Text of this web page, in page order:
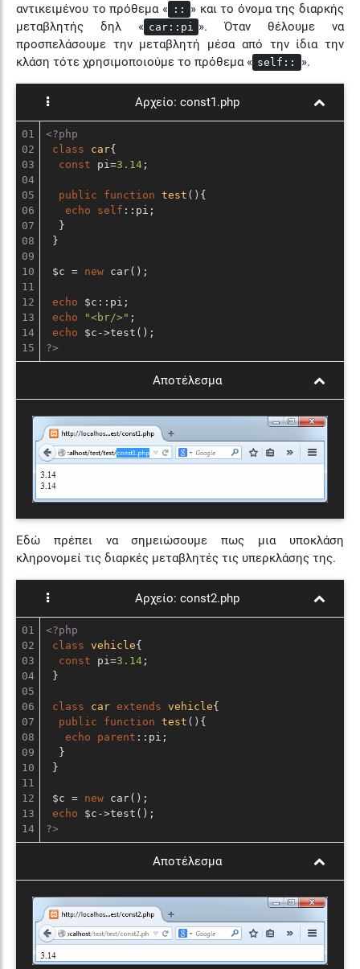
αντικειμένου το πρόθεμα «
::
» και το όνομα της διαρκής
μεταβλητής δηλ « car::pi
». Όταν θέλουμε να
προσπελάσουμε την μεταβλητή μέσα από την ίδια την
κλάση τότε χρησιμοποιούμε το πρόθεμα « self:: ».
Αρχείο: const1.php
01
02
03
04
05
06
07
08
09
10
11
12
13
14
<?php
class
car{
const pi=3.14;
public function test () {
echo
self ::pi;
  }
}
$c = new car();
echo $c::pi;
echo
"<br/>" ;
echo
?>
Αποτέλεσμα
Εδώ πρέπει να σημειώσουμε πως μια υποκλάση
κληρονομεί τις διαρκές μεταβλητές τις υπερκλάσης της.
Αρχείο: const2.php
01
02
03
04
05
06
07
08
09
10
11
12
13
<?php
class vehicle{
const pi=3.14;
}
class car extends vehicle{
public
function test () {
echo
parent ::pi;
  }
}
$c = new car();
echo
?>
Αποτέλεσμα